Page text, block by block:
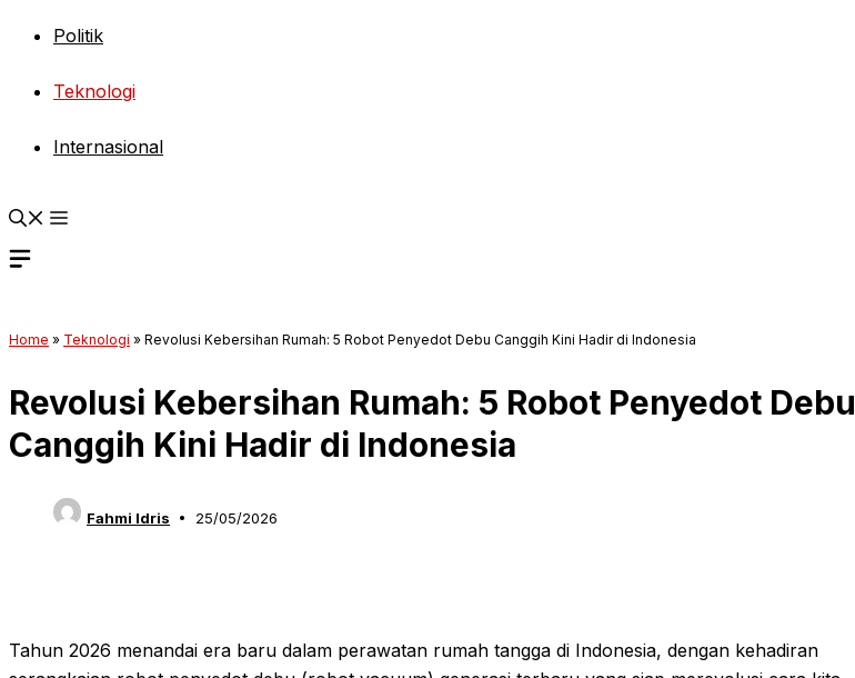
Politik
Teknologi
Internasional
Home » Teknologi » Revolusi Kebersihan Rumah: 5 Robot Penyedot Debu Canggih Kini Hadir di Indonesia
Revolusi Kebersihan Rumah: 5 Robot Penyedot Debu
Canggih Kini Hadir di Indonesia
Fahmi Idris 25/05/2026
Tahun 2026 menandai era baru dalam perawatan rumah tangga di Indonesia, dengan kehadiran